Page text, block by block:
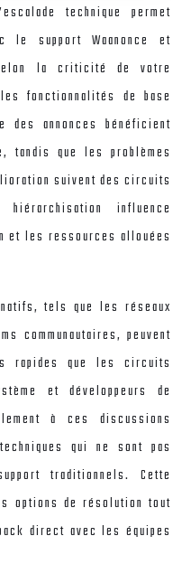
technique permet
le support Waanonce et
la criticité de votre
fonctionnalités de base
des annonces bénéficient
tandis que les problèmes
suivent des circuits
influence
et les ressources allouées
tels que les réseaux
communautaires, peuvent
rapides que les circuits
et développeurs de
à ces discussions
qui ne sont pas
traditionnels. Cette
options de résolution tout
direct avec les équipes